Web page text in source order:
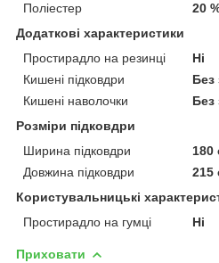
Поліестер
20
Додаткові характеристики
Простирадло на резинці
Ні
Кишені підковдри
Без
Кишені наволочки
Без
Розміри підковдри
Ширина підковдри
180
Довжина підковдри
215
Користувальницькі
Простирадло на гумці
Ні
Приховати